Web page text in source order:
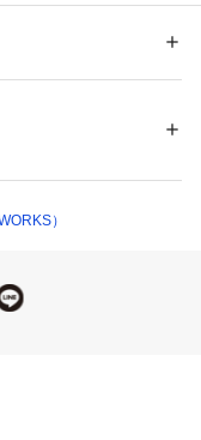
な書類もたっぷり収
ンスを引き締めてく
）